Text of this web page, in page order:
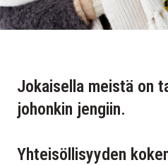
Jokaisella meistä on
johonkin jengiin.
Yhteisöllisyyden